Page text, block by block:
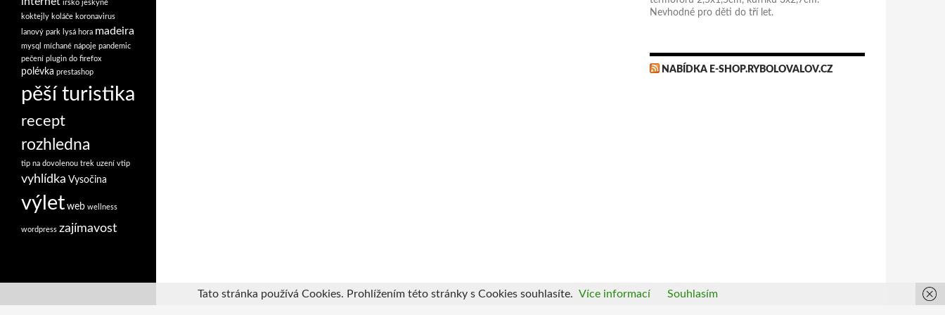
Nevhodné pro děti do tří let.
NABÍDKA E-SHOP.RYBOLOVALOV.CZ
irsko jeskyně
koktejly koláče koronavirus
lanový park
lysá hora madeira
mysql míchané nápoje pandemic
pečení plugin do firefox
polévka prestashop
pěší turistika
recept
rozhledna
tip na dovolenou trek uzení vtip
vyhlídka Vysočina
výlet web wellness
wordpress zajímavost
Tato stránka používá Cookies. Prohlížením této stránky s Cookies souhlasíte. Více informací Souhlasím